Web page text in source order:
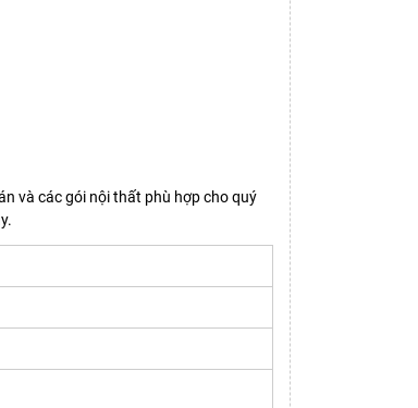
và các gói nội thất phù hợp cho quý